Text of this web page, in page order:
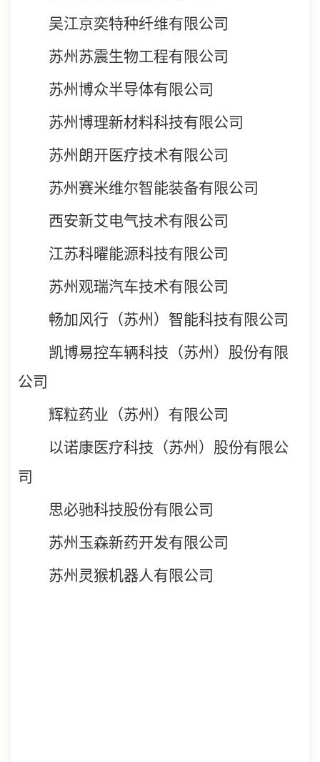
吴江京奕特种纤维有限公司
苏州苏震生物工程有限公司
苏州博众半导体有限公司
苏州博理新材料科技有限公司
苏州朗开医疗技术有限公司
苏州赛米维尔智能装备有限公司
西安新艾电气技术有限公司
江苏科曜能源科技有限公司
苏州观瑞汽车技术有限公司
畅加风行（苏州）智能科技有限公司
凯博易控车辆科技（苏州）股份有限
公司
辉粒药业（苏州）有限公司
以诺康医疗科技（苏州）股份有限公
司
思必驰科技股份有限公司
苏州玉森新药开发有限公司
苏州灵猴机器人有限公司